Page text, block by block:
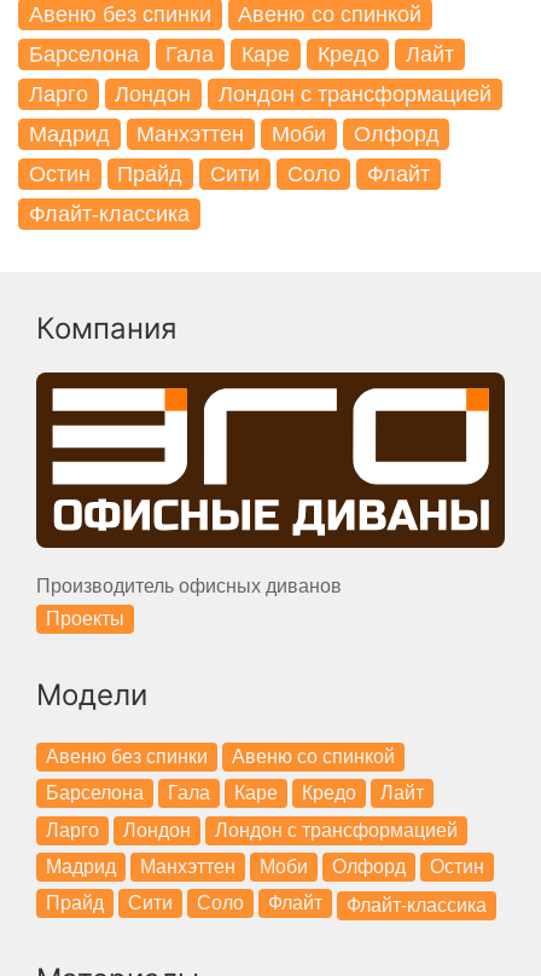
Авеню без спинки
Авеню со спинкой
Барселона
Гала Каре Кредо
Лайт
Ларго
Лондон
Лондон с трансформацией
Мадрид
Манхэттен Моби
Олфорд
Остин
Прайд Сити Соло
Флайт
Флайт-классика
Компания
Производитель офисных диванов
Проекты
Модели
Авеню без спинки
Авеню со спинкой
Барселона
Гала Каре Кредо
Лайт
Ларго
Лондон
Лондон с трансформацией
Мадрид
Манхэттен Моби Олфорд
Остин
Прайд
Сити Соло Флайт Флайт-классика